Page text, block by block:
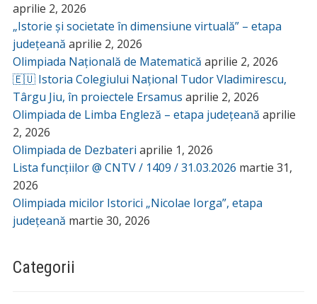
aprilie 2, 2026
„Istorie și societate în dimensiune virtuală” – etapa
județeană aprilie 2, 2026
Olimpiada Națională de Matematică aprilie 2, 2026
🇪🇺 Istoria Colegiului Național Tudor Vladimirescu,
Târgu Jiu, în proiectele Ersamus aprilie 2, 2026
Olimpiada de Limba Engleză – etapa județeană aprilie
2, 2026
Olimpiada de Dezbateri aprilie 1, 2026
Lista funcțiilor @ CNTV / 1409 / 31.03.2026 martie 31,
2026
Olimpiada micilor Istorici „Nicolae Iorga”, etapa
județeană martie 30, 2026
Categorii